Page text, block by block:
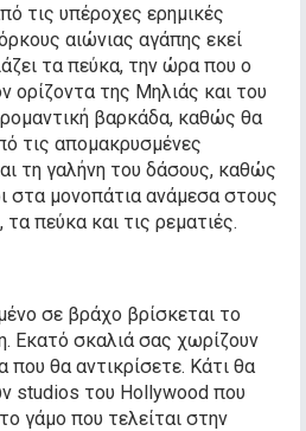
τις υπέροχες ερημικές
αιώνιας αγάπης εκεί
τα πεύκα, την ώρα που ο
ορίζοντα της Μηλιάς και του
βαρκάδα, καθώς θα
τις απομακρυσμένες
τη γαλήνη του δάσους, καθώς
στα μονοπάτια ανάμεσα στους
πεύκα και τις ρεματιές.
σε βράχο βρίσκεται το
Εκατό σκαλιά σας χωρίζουν
που θα αντικρίσετε. Κάτι θα
studios του Hollywood που
γάμο που τελείται στην